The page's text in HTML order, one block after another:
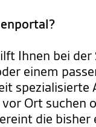
Ihnen bei der
einem
spezialisierte
Ort suchen
die bisher